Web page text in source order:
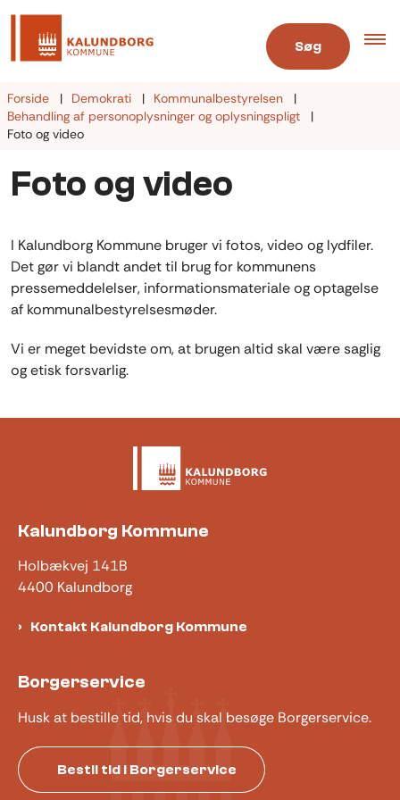
Søg
Forside Demokrati
Kommunalbestyrelsen
Behandling af personoplysninger og oplysningspligt
Foto og video
Foto og video
I Kalundborg Kommune bruger vi fotos, video og lydfiler.
Det gør vi blandt andet til brug for kommunens
pressemeddelelser, informationsmateriale og optagelse
af kommunalbestyrelsesmøder.
Vi er meget bevidste om, at brugen altid skal være saglig
og etisk forsvarlig.
Kalundborg Kommune
Holbækvej 141B
4400 Kalundborg
Kontakt Kalundborg Kommune
Borgerservice
Husk at bestille tid, hvis du skal besøge Borgerservice.
Bestil tid i Borgerservice